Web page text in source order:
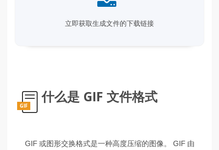
立即获取生成文件的下载链接
GIF
什么是 GIF 文件格式
GIF 或图形交换格式是一种高度压缩的图像。 GIF 由